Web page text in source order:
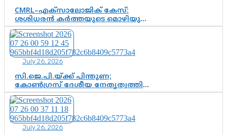
CMRL–എക്‌സാലോജിക് കേസ്:
ശശിധരൻ കർത്തയുടെ മൊഴിയുടെ
അടിസ്ഥാനത്തിൽ പിണറായി
വിജയനെ ചോദ്യം ചെയ്യുന്നതിൽ ഉടൻ
തീരുമാനം; വീണയ്‌ക്കെതിരെ
കൂടുതൽ തെളിവുകൾ പരിശോധിച്ച്
ഇഡി
July 26, 2026
സി.ജെ.പി.യ്ക്ക് പിന്തുണ;
കോൺഗ്രസ് ദേശീയ നേതൃത്വത്തിൽ
ആശങ്കയോ? പാർട്ടിക്കുള്ളിൽ
ഭിന്നാഭിപ്രായമെന്ന വിലയിരുത്തൽ
July 26, 2026